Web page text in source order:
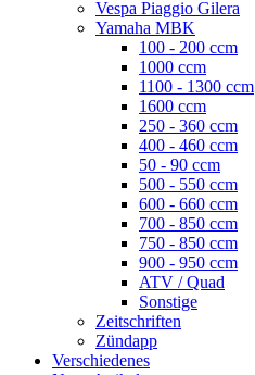
Vespa Piaggio Gilera
Yamaha MBK
100 - 200 ccm
1000 ccm
1100 - 1300 ccm
1600 ccm
250 - 360 ccm
400 - 460 ccm
50 - 90 ccm
500 - 550 ccm
600 - 660 ccm
700 - 850 ccm
750 - 850 ccm
900 - 950 ccm
ATV / Quad
Sonstige
Zeitschriften
Zündapp
Verschiedenes